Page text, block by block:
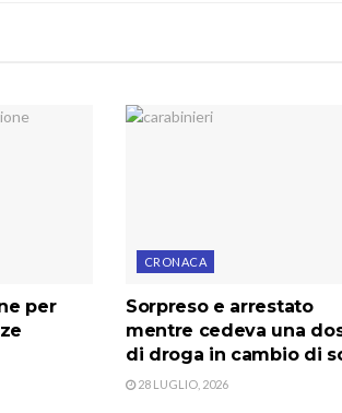
per
CRONACA
Sorpreso e arrestato
mentre cedeva una
di droga in cambio di
28 LUGLIO, 2026